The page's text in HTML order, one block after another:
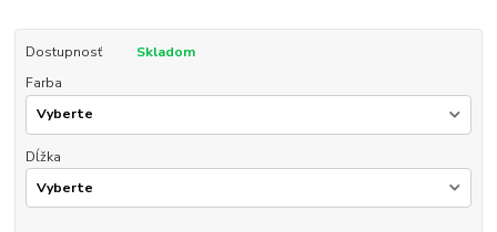
Dostupnosť
Skladom
Farba
Dĺžka